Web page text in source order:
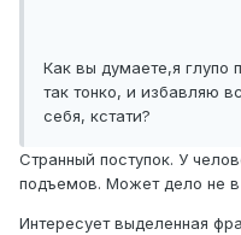
Как вы думаете,я глупо
так тонко, и избавляю
себя, кстати?
Странный поступок. У
подъемов. Может дело не
Интересует выделенная